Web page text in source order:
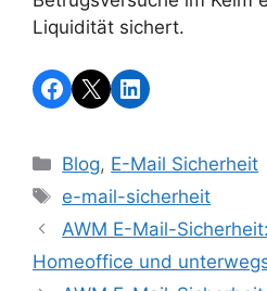
Liquidität sichert.
Blog, E-Mail Sicherheit
e-mail-sicherheit
AWM E-Mail-
Homeoffice und